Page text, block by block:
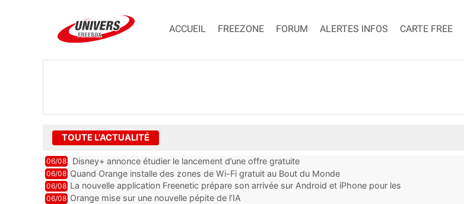
ACCUEIL FREEZONE FORUM ALERTES INFOS CARTE FREE
TOUTE L'ACTUALITÉ
06/08 Disney+ annonce étudier le lancement d’une offre gratuite
06/08 Quand Orange installe des zones de Wi-Fi gratuit au Bout du Monde
06/08 La nouvelle application Freenetic prépare son arrivée sur Android et iPhone pour les
abonnés Freebox, testez la
06/08 Orange mise sur une nouvelle pépite de l’IA